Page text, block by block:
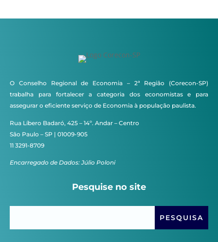
O Conselho Regional de Economia – 2ª Região (Corecon-SP)
trabalha para fortalecer a categoria dos economistas e para
assegurar o eficiente serviço de Economia à população paulista.
Rua Líbero Badaró, 425 – 14º. Andar – Centro
São Paulo – SP | 01009-905
11 3291-8709
Encarregado de Dados: Júlio Poloni
Pesquise no site